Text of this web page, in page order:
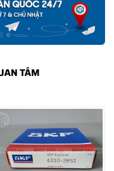
mỡ bằng kim loại (2Z)
tru và êm bởi có sẵn mỡ
TÂM